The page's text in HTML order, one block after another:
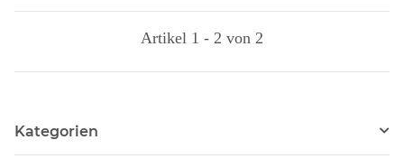
Artikel 1 - 2 von 2
Kategorien